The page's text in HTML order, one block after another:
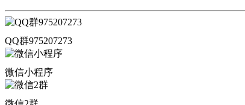
QQ群975207273
微信小程序